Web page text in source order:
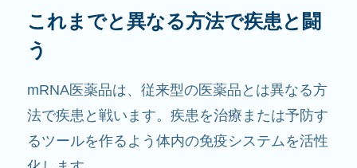
これまでと異なる方法で疾患と闘
う
mRNA医薬品は、従来型の医薬品とは異なる方
法で疾患と戦います。疾患を治療または予防す
るツールを作るよう体内の免疫システムを活性